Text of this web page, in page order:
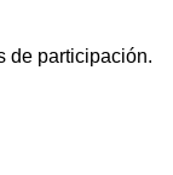
de participación.